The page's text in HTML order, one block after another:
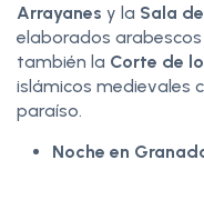
Arrayanes y la Sala
elaborados
también la Corte de
islámicos medievales
paraíso.
Noche en